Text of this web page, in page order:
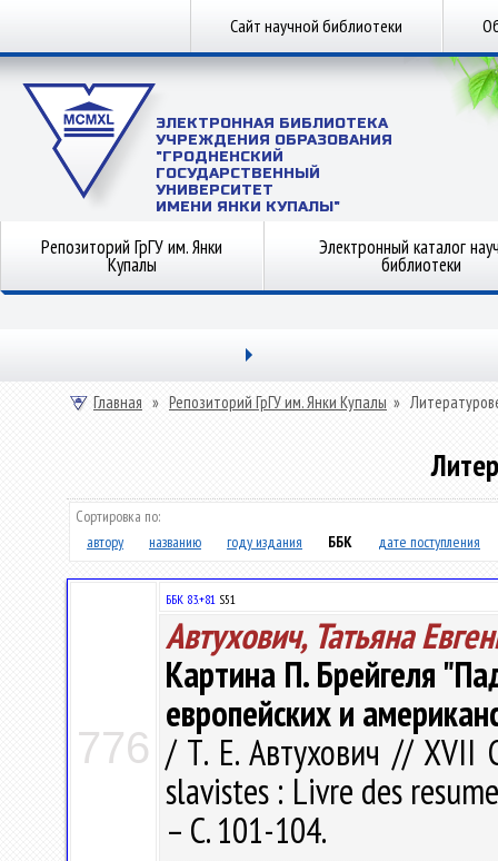
Сайт научной библиотеки
ЭЛЕКТРОННАЯ БИБЛИОТЕКА
УЧРЕЖДЕНИЯ ОБРАЗОВАНИЯ
"ГРОДНЕНСКИЙ
ГОСУДАРСТВЕННЫЙ
УНИВЕРСИТЕТ
ИМЕНИ ЯНКИ КУПАЛЫ"
Репозиторий ГрГУ им. Янки
Купалы
Электронный каталог
библиотеки
Главная » Репозиторий ГрГУ им. Янки Купалы »
Сортировка по:
автору
названию году издания ББК дате поступления
776
ББК 83.+81 S51
Автухович, Татьяна
Картина П. Брейгеля
европейских и
/ Т. Е. Автухович // XVII
slavistes : Livre des
– С. 101-104.